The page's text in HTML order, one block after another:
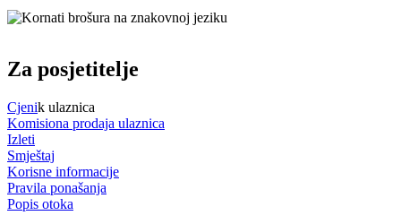
Za posjetitelje
Cjenik ulaznica
Komisiona prodaja ulaznica
Izleti
Smještaj
Korisne informacije
Pravila ponašanja
Popis otoka